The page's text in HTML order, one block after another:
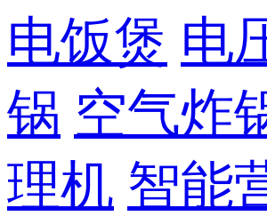
电饭煲 电
锅 空气炸
理机 智能